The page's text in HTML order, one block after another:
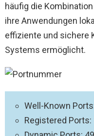
häufig die
ihre Anwendungen
effiziente und sichere
Systems ermöglicht.
Well-Known
Registered Ports: